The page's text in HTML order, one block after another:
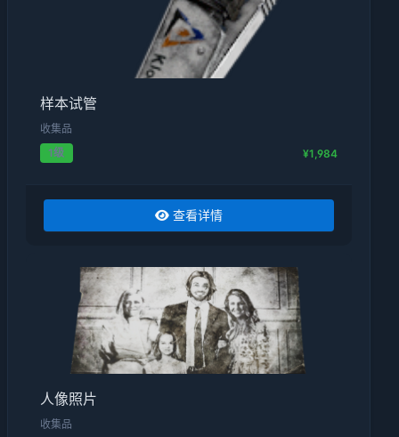
样本试管
收集品
1级
¥1,984
查看详情
人像照片
收集品